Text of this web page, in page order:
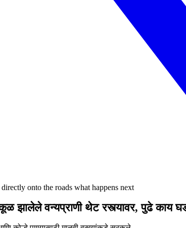
onto the roads what happens next
झालेले वन्यप्राणी थेट रस्त्यावर, पुढे काय